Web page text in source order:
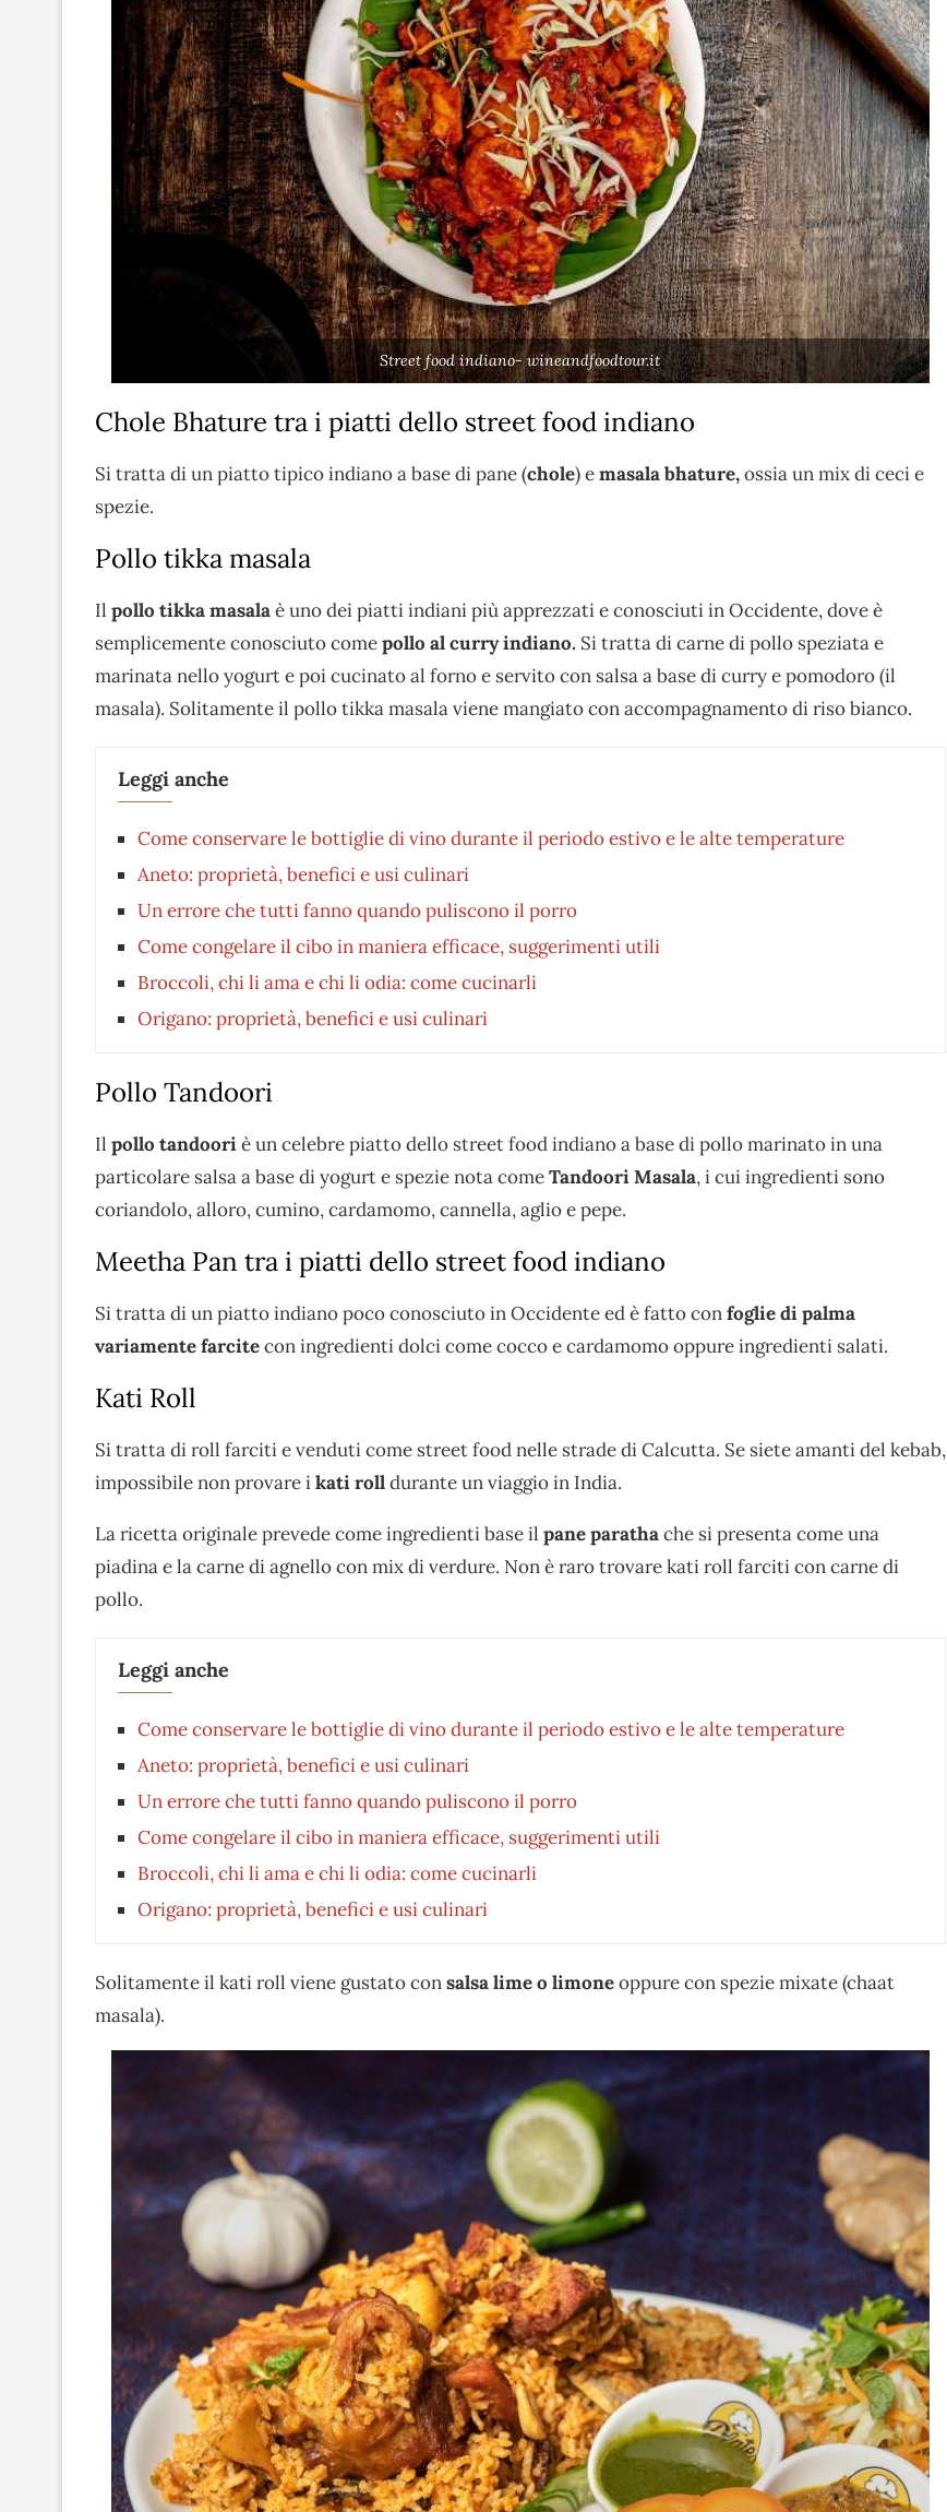
Street food indiano- wineandfoodtour.it
Chole Bhature tra i piatti dello street food indiano
Si tratta di un piatto tipico indiano a base di pane (chole) emasala bhature,ossia un mix di ceci e
spezie.
Pollo tikka masala
Il pollo tikka masalaè uno dei piatti indiani più apprezzati e conosciuti in Occidente, dove è
semplicemente conosciuto comepollo al curry indiano. Si tratta di carne di pollo speziata e
marinata nello yogurt e poi cucinato al forno e servito con salsa a base di curry e pomodoro (il
masala). Solitamente il pollo tikka masala viene mangiato con accompagnamento di riso bianco.
Leggi anche
Come conservare le bottiglie di vino durante il periodo estivo e le alte temperature
Aneto: proprietà, benefici e usi culinari
Un errore che tutti fanno quando puliscono il porro
Come congelare il cibo in maniera efficace, suggerimenti utili
Broccoli, chi li ama e chi li odia: come cucinarli
Origano: proprietà, benefici e usi culinari
Pollo Tandoori
Il pollo tandooriè un celebre piatto dello street food indiano a base di pollo marinato in una
particolare salsa a base di yogurt e spezie nota comeTandoori Masala, i cui ingredienti sono
coriandolo, alloro, cumino, cardamomo, cannella, aglio e pepe.
Meetha Pan tra i piatti dello street food indiano
Si tratta di un piatto indiano poco conosciuto in Occidente ed è fatto confoglie di palma
variamente farcitecon ingredienti dolci come cocco e cardamomo oppure ingredienti salati.
Kati Roll
Si tratta di roll farciti e venduti come street food nelle strade di Calcutta. Se siete amanti del kebab,
impossibile non provare ikati rolldurante un viaggio in India.
La ricetta originale prevede come ingredienti base il pane parathache si presenta come una
piadina e la carne di agnello con mix di verdure. Non è raro trovare kati roll farciti con carne di
pollo.
Leggi anche
Come conservare le bottiglie di vino durante il periodo estivo e le alte temperature
Aneto: proprietà, benefici e usi culinari
Un errore che tutti fanno quando puliscono il porro
Come congelare il cibo in maniera efficace, suggerimenti utili
Broccoli, chi li ama e chi li odia: come cucinarli
Origano: proprietà, benefici e usi culinari
Solitamente il kati roll viene gustato consalsa lime o limoneoppure con spezie mixate (chaat
masala).